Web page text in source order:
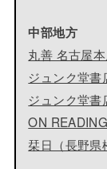
中部地方
丸善 名古屋
ジュンク堂書
ジュンク堂書
ON
栞日（長野県